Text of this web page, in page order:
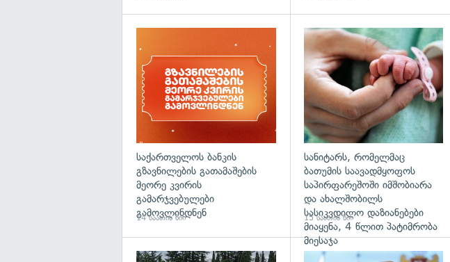
საქართველოს ბანკის
გზავნილების გათამაშების
მეორე კვირის
გამარჯვებულები
გამოვლინდნენ
14 საათის წინ
სანიტარს, რომელმაც
ბათუმის საავადმყოფოს
საპირფარეშოში იმშობიარა
და ახალშობილს
სასიკვდილო დაზიანებები
მიაყენა, 4 წლით პატიმრობა
მიესაჯა
15 საათის წინ